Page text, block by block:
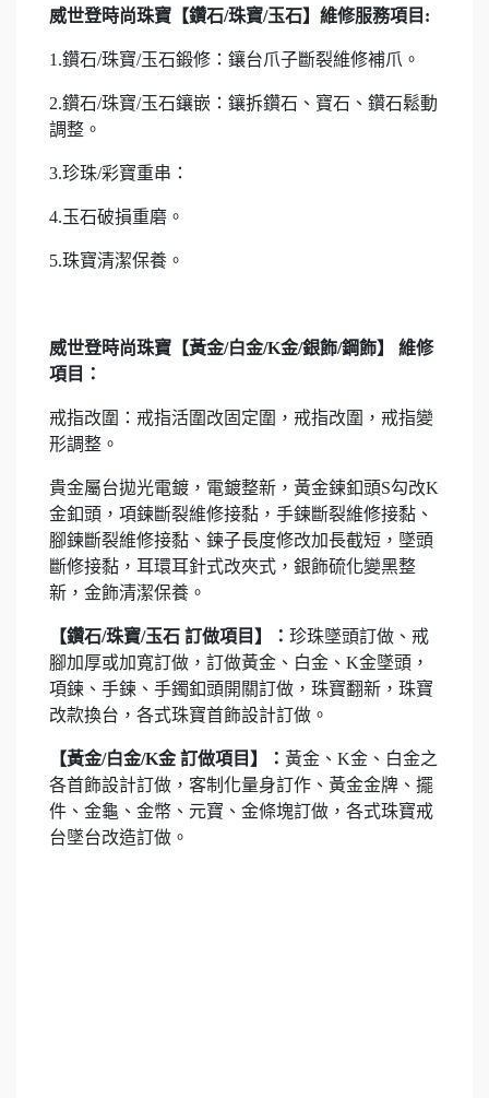
威世登時尚珠寶【鑽石/珠寶/玉石】維修服務項目:
1.鑽石/珠寶/玉石鍛修：鑲台爪子斷裂維修補爪。
2.鑽石/珠寶/玉石鑲嵌：鑲拆鑽石、寶石、鑽石鬆動
調整。
3.珍珠/彩寶重串：
4.玉石破損重磨。
5.珠寶清潔保養。
威世登時尚珠寶【黃金/白金/K金/銀飾/鋼飾】 維修
項目：
戒指改圍：戒指活圍改固定圍，戒指改圍，戒指變
形調整。
貴金屬台拋光電鍍，電鍍整新，黃金鍊釦頭S勾改K
金釦頭，項鍊斷裂維修接黏，手鍊斷裂維修接黏、
腳鍊斷裂維修接黏、鍊子長度修改加長截短，墜頭
斷修接黏，耳環耳針式改夾式，銀飾硫化變黑整
新，金飾清潔保養。
【鑽石/珠寶/玉石 訂做項目】： 珍珠墜頭訂做、戒
腳加厚或加寬訂做，訂做黃金、白金、K金墜頭，
項鍊、手鍊、手鐲釦頭開關訂做，珠寶翻新，珠寶
改款換台，各式珠寶首飾設計訂做。
【黃金/白金/K金 訂做項目】： 黃金、K金、白金之
各首飾設計訂做，客制化量身訂作、黃金金牌、擺
件、金龜、金幣、元寶、金條塊訂做，各式珠寶戒
台墜台改造訂做。